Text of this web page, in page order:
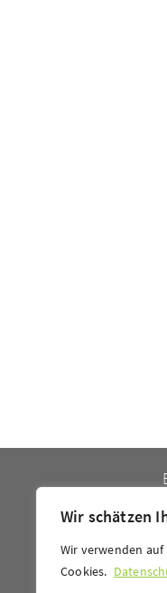
Wir schätzen
Wir verwenden
Cookies.